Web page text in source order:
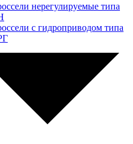
нерегулируемые типа
с гидроприводом типа